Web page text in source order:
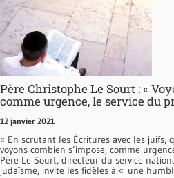
Père Christophe Le Sourt : «
comme urgence, le service du
12 janvier 2021
« En scrutant les Écritures avec les juifs,
voyons combien s’impose, comme
Père Le Sourt, directeur du service
judaïsme, invite les fidèles à « une